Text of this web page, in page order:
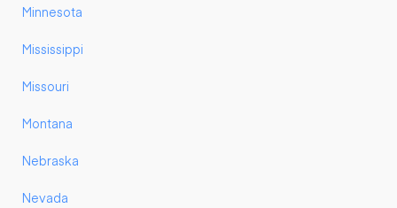
Minnesota
Mississippi
Missouri
Montana
Nebraska
Nevada